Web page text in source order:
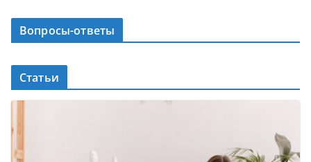
Вопросы-ответы
Статьи